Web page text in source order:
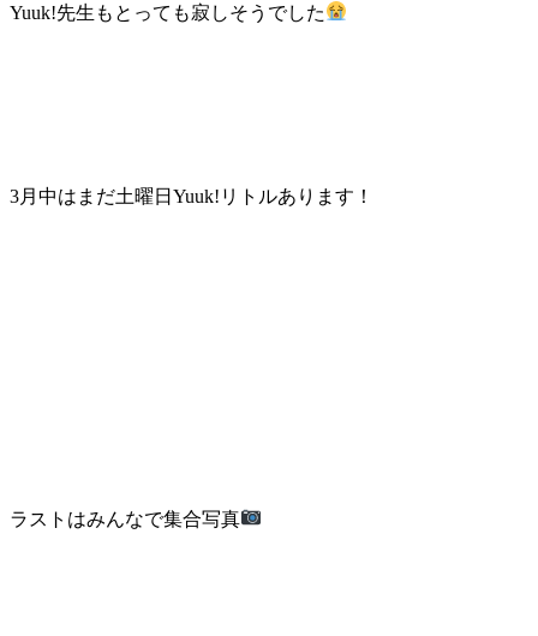
Yuuk!先生もとっても寂しそうでした
3月中はまだ土曜日Yuuk!リトルあります！
ラストはみんなで集合写真